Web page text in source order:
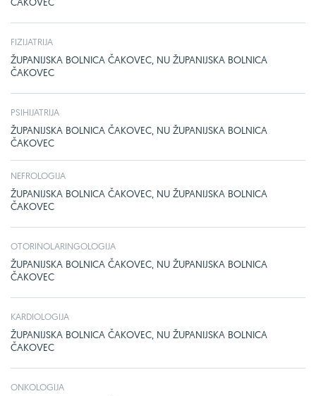
FIZIJATRIJA
ŽUPANIJSKA BOLNICA ČAKOVEC, NU ŽUPANIJSKA BOLNICA
ČAKOVEC
PSIHIJATRIJA
ŽUPANIJSKA BOLNICA ČAKOVEC, NU ŽUPANIJSKA BOLNICA
ČAKOVEC
NEFROLOGIJA
ŽUPANIJSKA BOLNICA ČAKOVEC, NU ŽUPANIJSKA BOLNICA
ČAKOVEC
OTORINOLARINGOLOGIJA
ŽUPANIJSKA BOLNICA ČAKOVEC, NU ŽUPANIJSKA BOLNICA
ČAKOVEC
KARDIOLOGIJA
ŽUPANIJSKA BOLNICA ČAKOVEC, NU ŽUPANIJSKA BOLNICA
ČAKOVEC
ONKOLOGIJA